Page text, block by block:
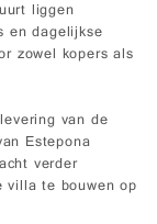
liggen
en dagelijkse
zowel kopers als
van de
Estepona
verder
villa te bouwen op